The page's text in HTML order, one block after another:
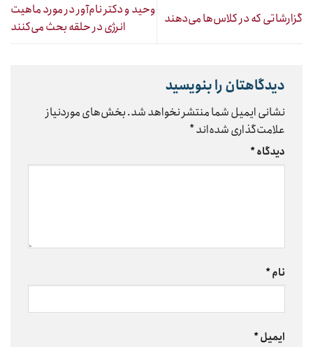
گزارشاتی که در کلاس‌ها می‌دهند وحید و دکتر نام‌آور در مورد ماهیت
انرژی در حلقه بحث می‌کنند
دیدگاهتان را بنویسید
نشانی ایمیل شما منتشر نخواهد شد.بخش‌های موردنیاز
علامت‌گذاری شده‌اند*
دیدگاه*
نام*
ایمیل*